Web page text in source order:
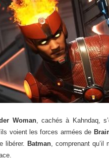
Woman, cachés à Kahndaq,
voient les forces armées de
libérer. Batman, comprenant qu’il